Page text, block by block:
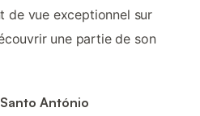
de vue exceptionnel sur
une partie de son
António